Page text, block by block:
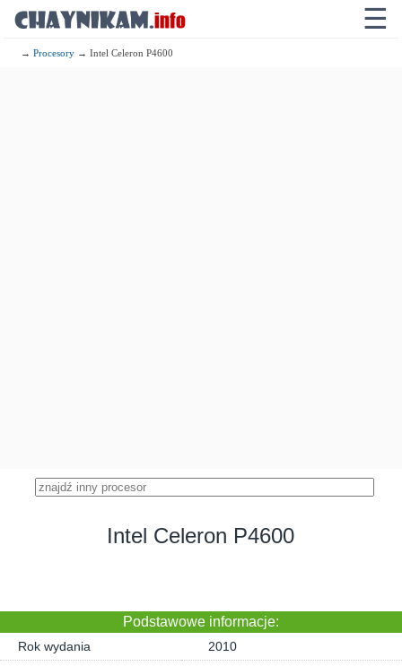
☰
→Procesory → Intel Celeron P4600
Intel Celeron P4600
Podstawowe informacje:
Rok wydania
2010